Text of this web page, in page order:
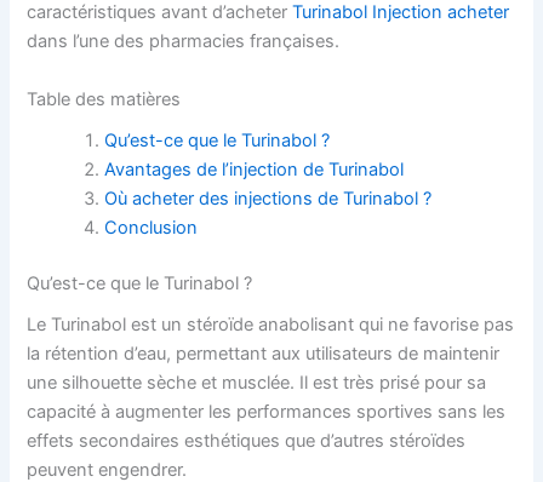
caractéristiques avant d’acheterTurinabol Injection acheter
dans l’une des pharmacies françaises.
Table des matières
Qu’est-ce que le Turinabol ?
Avantages de l’injection de Turinabol
Où acheter des injections de Turinabol ?
Conclusion
Qu’est-ce que le Turinabol ?
Le Turinabol est un stéroïde anabolisant qui ne favorise pas
la rétention d’eau, permettant aux utilisateurs de maintenir
une silhouette sèche et musclée. Il est très prisé pour sa
capacité à augmenter les performances sportives sans les
effets secondaires esthétiques que d’autres stéroïdes
peuvent engendrer.